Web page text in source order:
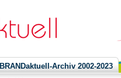
BRANDaktuell-Archiv 2002-2023